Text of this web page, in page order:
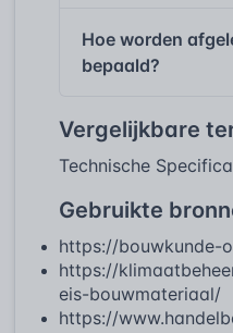
Hoe worden
bepaald?
Vergelijkbare
Technische
Gebruikte
https://bouwkunde-
https://
eis-bouwmateriaal/
https://